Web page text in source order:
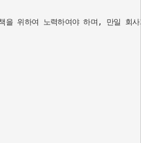
위하여 노력하여야 하며, 만일 회